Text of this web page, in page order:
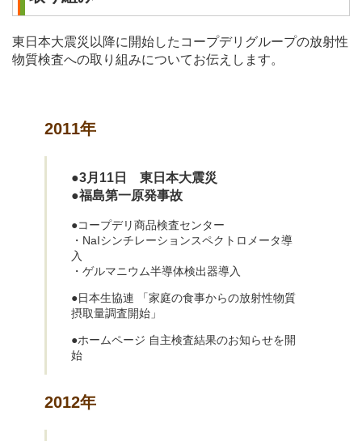
東日本大震災以降に開始したコープデリグループの放射性
物質検査への取り組みについてお伝えします。
2011年
●3月11日 東日本大震災
●福島第一原発事故
●コープデリ商品検査センター
・NaIシンチレーションスペクトロメータ導
入
・ゲルマニウム半導体検出器導入
●日本生協連 「家庭の食事からの放射性物質
摂取量調査開始」
●ホームページ 自主検査結果のお知らせを開
始
2012年